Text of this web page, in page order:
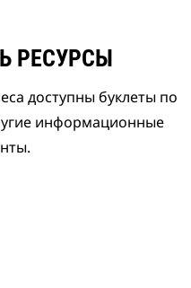
РЕСУРСЫ
доступны буклеты по
информационные